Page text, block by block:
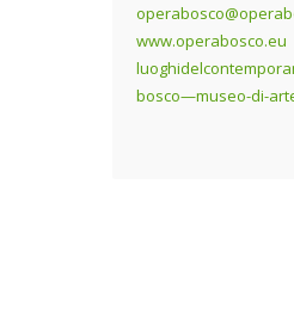
www.operabosco.eu
bosco—museo-di-